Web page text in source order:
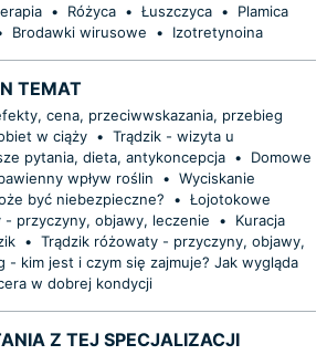
• Różyca • Łuszczyca •
Plamica
Brodawki wirusowe • Izotretynoina
TEMAT
cena, przeciwwskazania, przebieg
w ciąży • Trądzik - wizyta u
pytania, dieta, antykoncepcja •
Domowe
wpływ roślin
• Wyciskanie
być niebezpieczne?
• Łojotokowe
- przyczyny, objawy, leczenie
•
Kuracja
• Trądzik różowaty - przyczyny, objawy,
- kim jest i czym się zajmuje? Jak wygląda
w dobrej kondycji
Z TEJ SPECJALIZACJI